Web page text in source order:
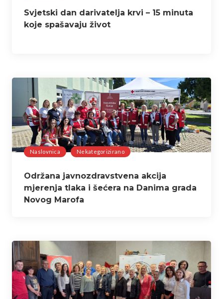
Svjetski dan darivatelja krvi – 15 minuta
koje spašavaju život
Naslovnica Nekategorizirano
Održana javnozdravstvena akcija
mjerenja tlaka i šećera na Danima grada
Novog Marofa